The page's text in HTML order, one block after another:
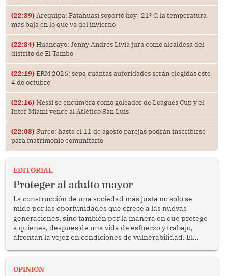
(22:39) Arequipa: Patahuasi soportó hoy -21⁰ C, la temperatura
más baja en lo que va del invierno
(22:34) Huancayo: Jenny Andrés Livia jura como alcaldesa del
distrito de El Tambo
(22:19) ERM 2026: sepa cuántas autoridades serán elegidas este
4 de octubre
(22:16) Messi se encumbra como goleador de Leagues Cup y el
Inter Miami vence al Atlético San Luis
(22:03) Surco: hasta el 11 de agosto parejas podrán inscribirse
para matrimonio comunitario
EDITORIAL
Proteger al adulto mayor
La construcción de una sociedad más justa no solo se
mide por las oportunidades que ofrece a las nuevas
generaciones, sino también por la manera en que protege
a quienes, después de una vida de esfuerzo y trabajo,
afrontan la vejez en condiciones de vulnerabilidad. El
bimestrales el subsidio que reciben los beneficiarios del
OPINION